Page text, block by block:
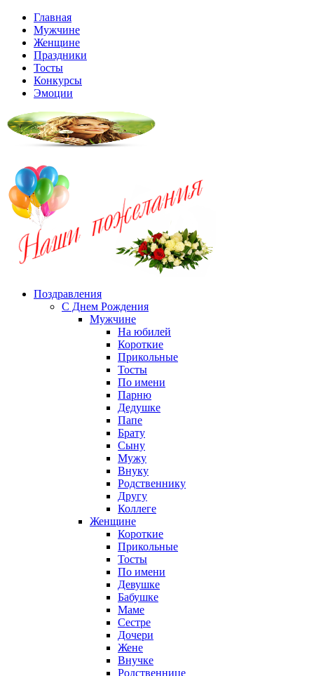
Главная
Мужчине
Женщине
Праздники
Тосты
Конкурсы
Эмоции
Поздравления
С Днем Рождения
Мужчине
На юбилей
Короткие
Прикольные
Тосты
По имени
Парню
Дедушке
Папе
Брату
Сыну
Мужу
Внуку
Родственнику
Другу
Коллеге
Женщине
Короткие
Прикольные
Тосты
По имени
Девушке
Бабушке
Маме
Сестре
Дочери
Жене
Внучке
Родственнице